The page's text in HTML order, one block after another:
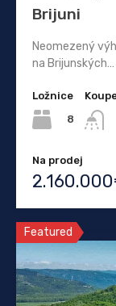
Brijuni
Neomezený
na Brijunských…
Ložnice
8
Na prodej
Featured